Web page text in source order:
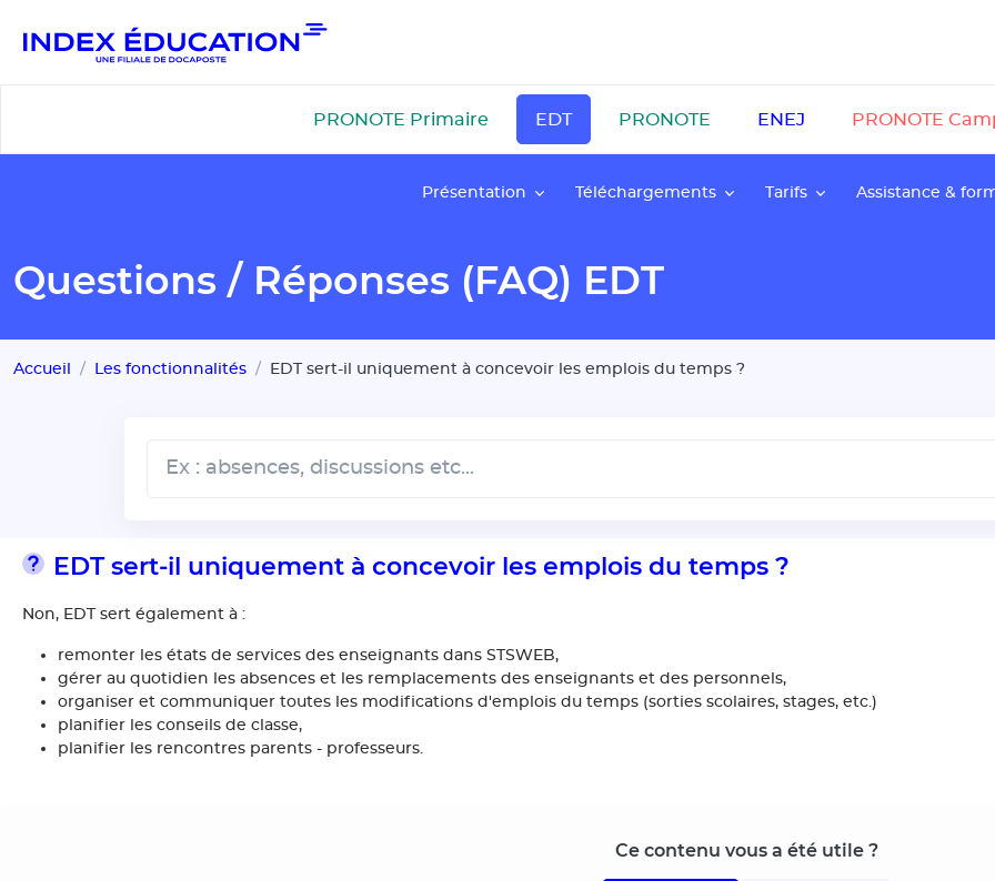
PRONOTE Primaire EDT PRONOTE ENEJ PRONOTE
Présentation Téléchargements Tarifs Assistance &
Questions / Réponses (FAQ) EDT
Accueil Les fonctionnalités EDT sert-il uniquement à concevoir les emplois du temps ?
EDT sert-il uniquement à concevoir les emplois du temps ?
Non, EDT sert également à :
remonter les états de services des enseignants dans STSWEB,
gérer au quotidien les absences et les remplacements des enseignants et des personnels,
organiser et communiquer toutes les modifications d'emplois du temps (sorties scolaires, stages, etc.)
planifier les conseils de classe,
planifier les rencontres parents - professeurs.
Ce contenu vous a été utile ?